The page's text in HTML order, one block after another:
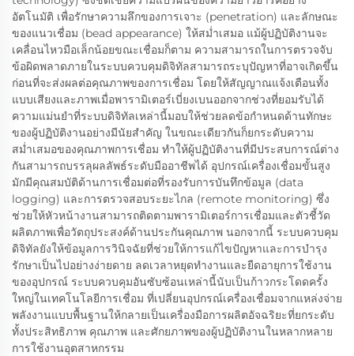
อัตโนมัติ เพื่อรักษาความลึกของการเจาะ (penetration) และลักษณะ
ของแนวเชื่อม (bead appearance) ให้สม่ำเสมอ แม้ผู้ปฏิบัติงานจะ
เคลื่อนไหวมือเล็กน้อยขณะเชื่อมก็ตาม ความสามารถในการตรวจจับ
ข้อผิดพลาดภายในระบบควบคุมดิจิทัลสามารถระบุปัญหาที่อาจเกิดขึ้น
ก่อนที่จะส่งผลต่อคุณภาพของการเชื่อม โดยให้สัญญาณแจ้งเตือนทั้ง
แบบเสียงและภาพเมื่อพารามิเตอร์เบี่ยงเบนออกจากช่วงที่ยอมรับได้
ความแม่นยำที่ระบบดิจิทัลเหล่านี้มอบให้ช่วยลดข้อกำหนดด้านทักษะ
ของผู้ปฏิบัติงานอย่างมีนัยสำคัญ ในขณะเดียวกันก็ยกระดับความ
สม่ำเสมอของคุณภาพการเชื่อม ทำให้ผู้ปฏิบัติงานที่มีประสบการณ์ต่าง
กันสามารถบรรลุผลลัพธ์ระดับมืออาชีพได้ อุปกรณ์เครื่องเชื่อมขั้นสูง
มักมีคุณสมบัติด้านการเชื่อมต่อที่รองรับการบันทึกข้อมูล (data
logging) และการตรวจสอบระยะไกล (remote monitoring) ซึ่ง
ช่วยให้หัวหน้างานสามารถติดตามพารามิเตอร์การเชื่อมและตัวชี้วัด
ผลิตภาพเพื่อวัตถุประสงค์ด้านประกันคุณภาพ นอกจากนี้ ระบบควบคุม
ดิจิทัลยังให้ข้อมูลการวินิจฉัยที่ช่วยให้การแก้ไขปัญหาและการบำรุง
รักษาเป็นไปอย่างง่ายดาย ลดเวลาหยุดทำงานและยืดอายุการใช้งาน
ของอุปกรณ์ ระบบควบคุมอันซับซ้อนเหล่านี้นับเป็นก้าวกระโดดครั้ง
ใหญ่ในเทคโนโลยีการเชื่อม ที่เปลี่ยนอุปกรณ์เครื่องเชื่อมจากแหล่งจ่าย
พลังงานแบบพื้นฐานให้กลายเป็นเครื่องมือการผลิตอัจฉริยะที่ยกระดับ
ทั้งประสิทธิภาพ คุณภาพ และศักยภาพของผู้ปฏิบัติงานในหลากหลาย
การใช้งานอุตสาหกรรม